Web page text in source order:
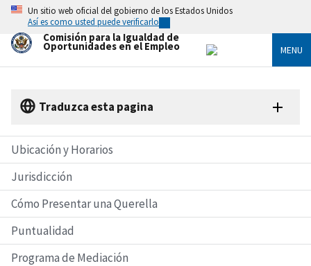
Skip
main
content
Un sitio web oficial del gobierno de los Estados Unidos
Así es como usted puede verificarlo
Comisión para la Igualdad de
Oportunidades en el Empleo MENU
Traduzca esta pagina
Ubicación y Horarios
Jurisdicción
Cómo Presentar una Querella
Puntualidad
Programa de Mediación